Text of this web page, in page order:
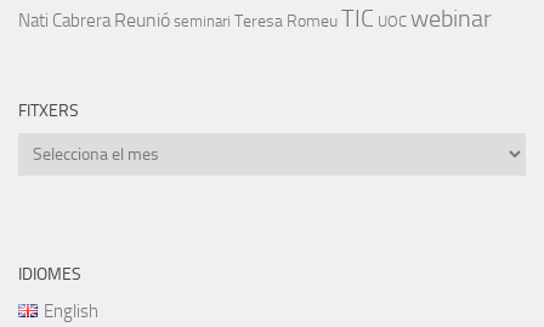
Nati Cabrera Reunió seminari Teresa RomeuTIC UOC webinar
FITXERS
Fitxers
IDIOMES
English